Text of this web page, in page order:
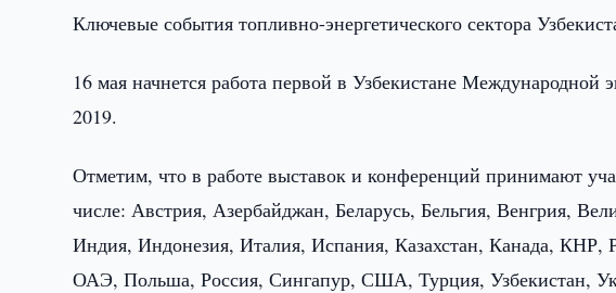
Ключевые события топливно-энергетического сектора
16 мая начнется работа первой в Узбекистане Международной
2019.
Отметим, что в работе выставок и конференций принимают
числе: Австрия, Азербайджан, Беларусь, Бельгия, Венгрия,
Индия, Индонезия, Италия, Испания, Казахстан, Канада, КНР,
ОАЭ, Польша, Россия, Сингапур, США, Турция, Узбекистан,